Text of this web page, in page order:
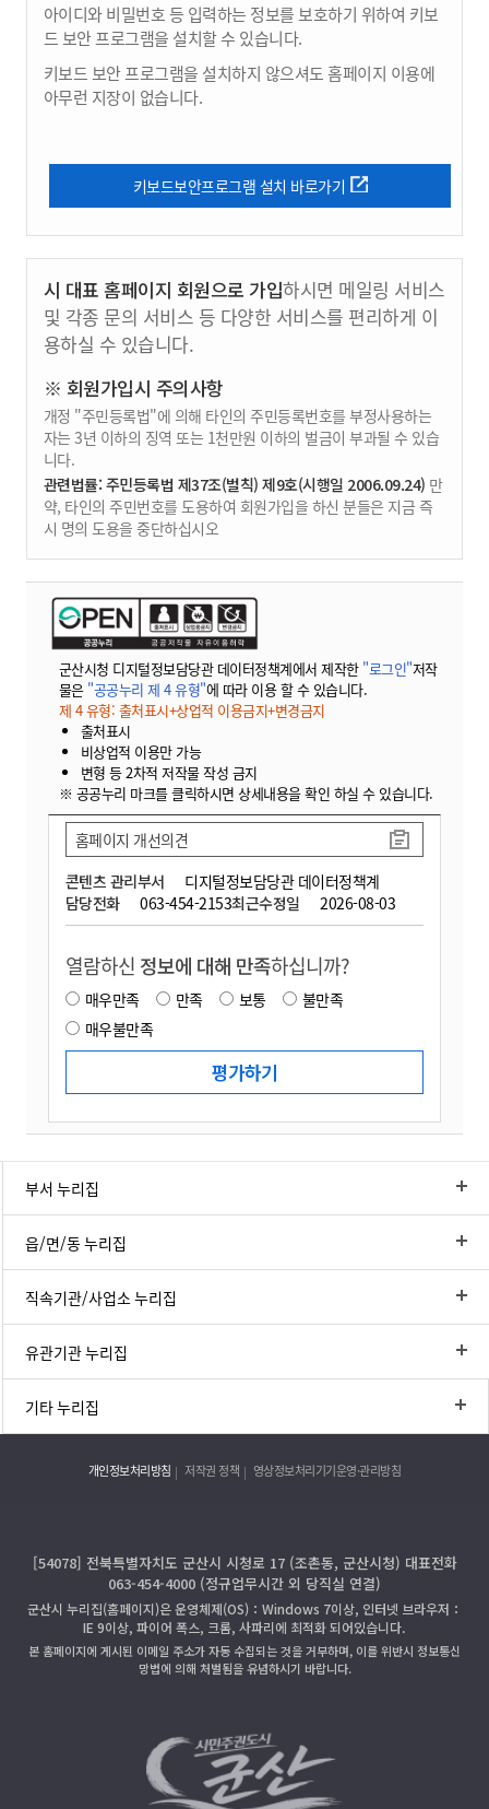
아이디와 비밀번호 등 입력하는 정보를 보호하기 위하여 키보
드 보안 프로그램을 설치할 수 있습니다.
키보드 보안 프로그램을 설치하지 않으셔도 홈페이지 이용에
아무런 지장이 없습니다.
키보드보안프로그램 설치 바로가기
시 대표 홈페이지 회원으로 가입하시면 메일링 서비스
및 각종 문의 서비스 등 다양한 서비스를 편리하게 이
용하실 수 있습니다.
※ 회원가입시 주의사항
개정 "주민등록법"에 의해 타인의 주민등록번호를 부정사용하는
자는 3년 이하의 징역 또는 1천만원 이하의 벌금이 부과될 수 있습
니다.
관련법률: 주민등록법 제37조(벌칙) 제9호(시행일 2006.09.24) 만
약, 타인의 주민번호를 도용하여 회원가입을 하신 분들은 지금 즉
시 명의 도용을 중단하십시오
군산시청 디지털정보담당관 데이터정책계에서 제작한 "로그인"저작
물은 "공공누리 제 4 유형"에 따라 이용 할 수 있습니다.
제 4 유형: 출처표시+상업적 이용금지+변경금지
출처표시
비상업적 이용만 가능
변형 등 2차적 저작물 작성 금지
※ 공공누리 마크를 클릭하시면 상세내용을 확인 하실 수 있습니다.
콘텐츠 관리부서
디지털정보담당관 데이터정책계
담당전화
063-454-2153최근수정일 2026-08-03
홈페이지 개선의견
열람하신 정보에 대해 만족하십니까?
매우만족 만족 보통
불만족
매우불만족
부서 누리집
읍/면/동 누리집
직속기관/사업소 누리집
유관기관 누리집
기타 누리집
개인정보처리방침 저작권 정책 영상정보처리기기운영·관리방침
[54078] 전북특별자치도 군산시 시청로 17 (조촌동, 군산시청) 대표전화
063-454-4000 (정규업무시간 외 당직실 연결)
군산시 누리집(홈페이지)은 운영체제(OS)：Windows 7이상, 인터넷 브라우저：
IE 9이상, 파이어 폭스, 크롬, 사파리에 최적화 되어있습니다.
본 홈페이지에 게시된 이메일 주소가 자동 수집되는 것을 거부하며, 이를 위반시 정보통신
망법에 의해 처벌됨을 유념하시기 바랍니다.